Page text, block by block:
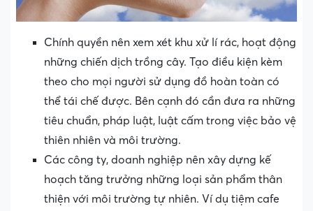
Chính quyền nên xem xét khu xử lí rác, hoạt động
những chiến dịch trồng cây. Tạo điều kiện kèm
theo cho mọi người sử dụng đồ hoàn toàn có
thể tái chế được. Bên cạnh đó cần đưa ra những
tiêu chuẩn, pháp luật, luật cấm trong việc bảo vệ
thiên nhiên và môi trường.
Các công ty, doanh nghiệp nên xây dựng kế
hoạch tăng trưởng những loại sản phẩm thân
thiện với môi trường tự nhiên. Ví dụ tiệm cafe